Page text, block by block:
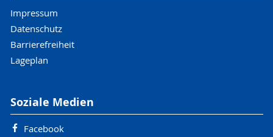
Impressum
Datenschutz
Barrierefreiheit
Lageplan
Soziale Medien
Facebook